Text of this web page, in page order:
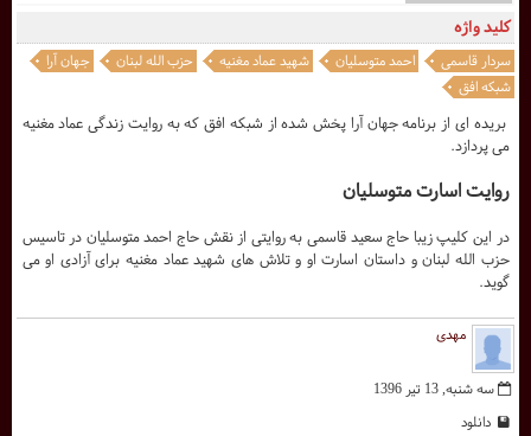
مهدی
سه شنبه, 13 تیر 1396
دانلود
بریده ای از برنامه جهان آرا پخش شده از شبکه افق که به روایت زندگی عماد مغنیه
می پردازد.
روایت اسارت متوسلیان
در این کلیپ زیبا حاج سعید قاسمی به روایتی از نقش حاج احمد متوسلیان در تاسیس
حزب الله لبنان و داستان اسارت او و تلاش های شهید عماد مغنیه برای آزادی او می
گوید.
کلید واژه
سردار قاسمی احمد متوسلیان شهید عماد مغنیه حزب الله لبنان
جهان آرا
شبکه افق